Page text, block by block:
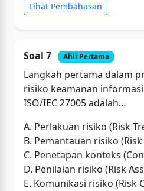
Lihat Pembahasan
Soal 7 Ahli Pertama
Langkah pertama dalam
risiko keamanan
ISO/IEC 27005 adalah...
A. Perlakuan risiko (Risk
B. Pemantauan risiko
C. Penetapan konteks
D. Penilaian risiko (Risk
E. Komunikasi risiko (Risk